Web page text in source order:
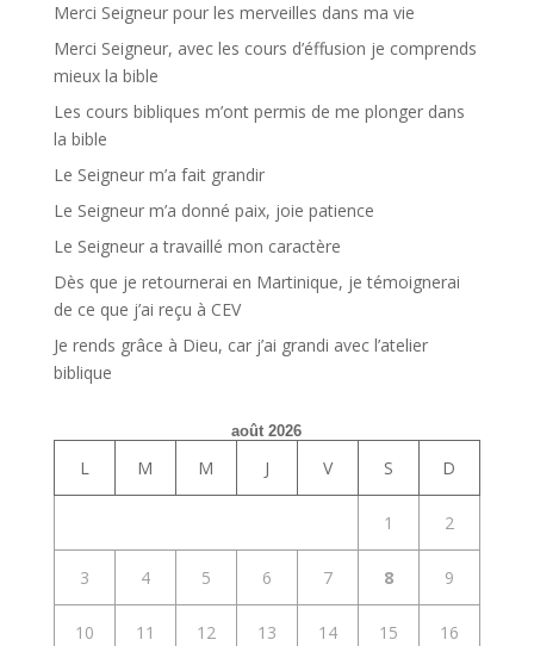
Merci Seigneur pour les merveilles dans ma vie
Merci Seigneur, avec les cours d’éffusion je comprends
mieux la bible
Les cours bibliques m’ont permis de me plonger dans
la bible
Le Seigneur m’a fait grandir
Le Seigneur m’a donné paix, joie patience
Le Seigneur a travaillé mon caractère
Dès que je retournerai en Martinique, je témoignerai
de ce que j’ai reçu à CEV
Je rends grâce à Dieu, car j’ai grandi avec l’atelier
biblique
août 2026
L M M J V S D
1 2
3 4 5 6 7 8 9
10 11 12 13 14 15 16